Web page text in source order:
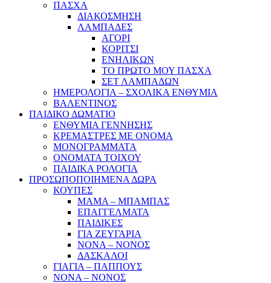
ΠΑΣΧΑ
ΔΙΑΚΟΣΜΗΣΗ
ΛΑΜΠΑΔΕΣ
ΑΓΟΡΙ
ΚΟΡΙΤΣΙ
ΕΝΗΛΙΚΩΝ
ΤΟ ΠΡΩΤΟ ΜΟΥ ΠΑΣΧΑ
ΣΕΤ ΛΑΜΠΑΔΩΝ
ΗΜΕΡΟΛΟΓΙΑ – ΣΧΟΛΙΚΑ ΕΝΘΥΜΙΑ
ΒΑΛΕΝΤΙΝΟΣ
ΠΑΙΔΙΚΟ ΔΩΜΑΤΙΟ
ΕΝΘΥΜΙΑ ΓΕΝΝΗΣΗΣ
ΚΡΕΜΑΣΤΡΕΣ ΜΕ ΟΝΟΜΑ
ΜΟΝΟΓΡΑΜΜΑΤΑ
ΟΝΟΜΑΤΑ ΤΟΙΧΟΥ
ΠΑΙΔΙΚΑ ΡΟΛΟΓΙΑ
ΠΡΟΣΩΠΟΠΟΙΗΜΕΝΑ ΔΩΡΑ
ΚΟΥΠΕΣ
ΜΑΜΑ – ΜΠΑΜΠΑΣ
ΕΠΑΓΓΕΛΜΑΤΑ
ΠΑΙΔΙΚΕΣ
ΓΙΑ ΖΕΥΓΑΡΙΑ
ΝΟΝΑ – ΝΟΝΟΣ
ΔΑΣΚΑΛΟΙ
ΓΙΑΓΙΑ – ΠΑΠΠΟΥΣ
ΝΟΝΑ – ΝΟΝΟΣ